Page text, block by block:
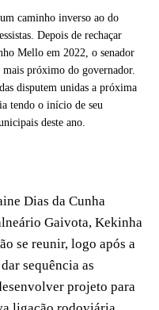
caminho inverso ao do
Depois de rechaçar
Mello em 2022, o senador
próximo do governador.
disputem unidas a próxima
tendo o início de seu
deste ano.
Dias da Cunha
Gaivota, Kekinha
se reunir, logo após a
sequência as
projeto para